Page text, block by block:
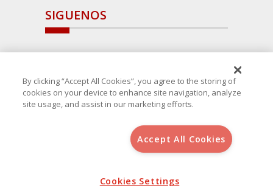
SIGUENOS
, S.L.U.(B-64405731) c/ San Norberto
Aviso Legal
Política de Cookies
By clicking “Accept All Cookies”, you agree to the storing of
cookies on your device to enhance site navigation, analyze
site usage, and assist in our marketing efforts.
Accept All Cookies
Cookies Settings